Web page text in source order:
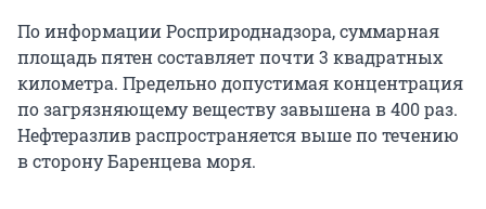
По информации Росприроднадзора, суммарная
площадь пятен составляет почти 3 квадратных
километра. Предельно допустимая концентрация
по загрязняющему веществу завышена в 400 раз.
Нефтеразлив распространяется выше по течению
в сторону Баренцева моря.